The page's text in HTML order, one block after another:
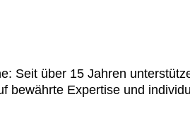
Seit über 15 Jahren
bewährte Expertise und